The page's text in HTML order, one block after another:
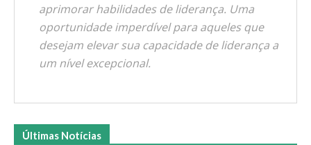
aprimorar habilidades de liderança. Uma
oportunidade imperdível para aqueles que
desejam elevar sua capacidade de liderança a
um nível excepcional.
Últimas Notícias